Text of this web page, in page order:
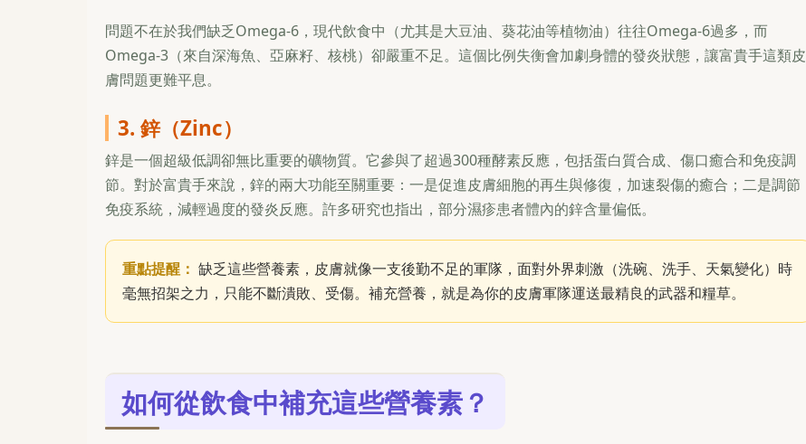
問題不在於我們缺乏Omega-6，現代飲食中（尤其是大豆油、葵花油等植物油）往往Omega-6過多，而
Omega-3（來自深海魚、亞麻籽、核桃）卻嚴重不足。這個比例失衡會加劇身體的發炎狀態，讓富貴手這類皮
膚問題更難平息。
3. 鋅（Zinc）
鋅是一個超級低調卻無比重要的礦物質。它參與了超過300種酵素反應，包括蛋白質合成、傷口癒合和免疫調
節。對於富貴手來說，鋅的兩大功能至關重要：一是促進皮膚細胞的再生與修復，加速裂傷的癒合；二是調節
免疫系統，減輕過度的發炎反應。許多研究也指出，部分濕疹患者體內的鋅含量偏低。
重點提醒： 缺乏這些營養素，皮膚就像一支後勤不足的軍隊，面對外界刺激（洗碗、洗手、天氣變化）時
毫無招架之力，只能不斷潰敗、受傷。補充營養，就是為你的皮膚軍隊運送最精良的武器和糧草。
如何從飲食中補充這些營養素？